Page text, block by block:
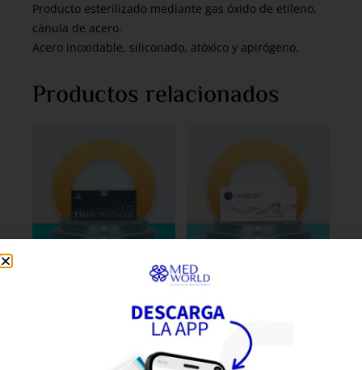
Producto esterilizado mediante gas óxido de etileno,
cánula de acero.
Acero inoxidable, siliconado, atóxico y apirógeno.
Productos relacionados
MICRO CANULA TIME
LIPOCANULA 22G X 50MM
MAGICALIFT
$1,490.00